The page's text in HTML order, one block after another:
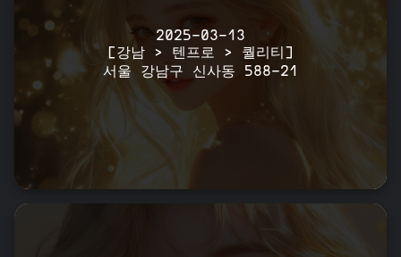
2025-03-13
[강남 > 텐프로 > 퀄리티]
서울 강남구 신사동 588-21